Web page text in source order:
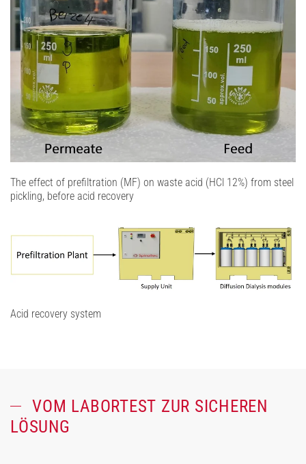
The effect of prefiltration (MF) on waste acid (HCl 12%) from steel
pickling, before acid recovery
Acid recovery system
VOM LABORTEST ZUR SICHEREN
LÖSUNG